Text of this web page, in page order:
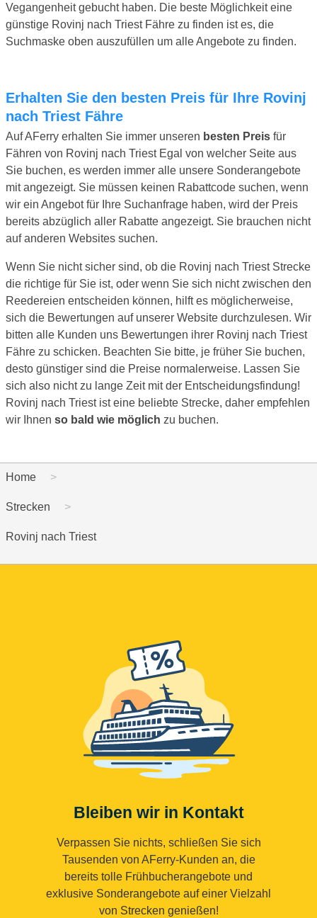
Vegangenheit gebucht haben. Die beste Möglichkeit eine
günstige Rovinj nach Triest Fähre zu finden ist es, die
Suchmaske oben auszufüllen um alle Angebote zu finden.
Erhalten Sie den besten Preis für Ihre Rovinj
nach Triest Fähre
Auf AFerry erhalten Sie immer unseren besten Preis für
Fähren von Rovinj nach Triest Egal von welcher Seite aus
Sie buchen, es werden immer alle unsere Sonderangebote
mit angezeigt. Sie müssen keinen Rabattcode suchen, wenn
wir ein Angebot für Ihre Suchanfrage haben, wird der Preis
bereits abzüglich aller Rabatte angezeigt. Sie brauchen nicht
auf anderen Websites suchen.
Wenn Sie nicht sicher sind, ob die Rovinj nach Triest Strecke
die richtige für Sie ist, oder wenn Sie sich nicht zwischen den
Reedereien entscheiden können, hilft es möglicherweise,
sich die Bewertungen auf unserer Website durchzulesen. Wir
bitten alle Kunden uns Bewertungen ihrer Rovinj nach Triest
Fähre zu schicken. Beachten Sie bitte, je früher Sie buchen,
desto günstiger sind die Preise normalerweise. Lassen Sie
sich also nicht zu lange Zeit mit der Entscheidungsfindung!
Rovinj nach Triest ist eine beliebte Strecke, daher empfehlen
wir Ihnen so bald wie möglich zu buchen.
Home
Strecken
Rovinj nach Triest
Bleiben wir in Kontakt
Verpassen Sie nichts, schließen Sie sich
Tausenden von AFerry-Kunden an, die
bereits tolle Frühbucherangebote und
exklusive Sonderangebote auf einer Vielzahl
von Strecken genießen!